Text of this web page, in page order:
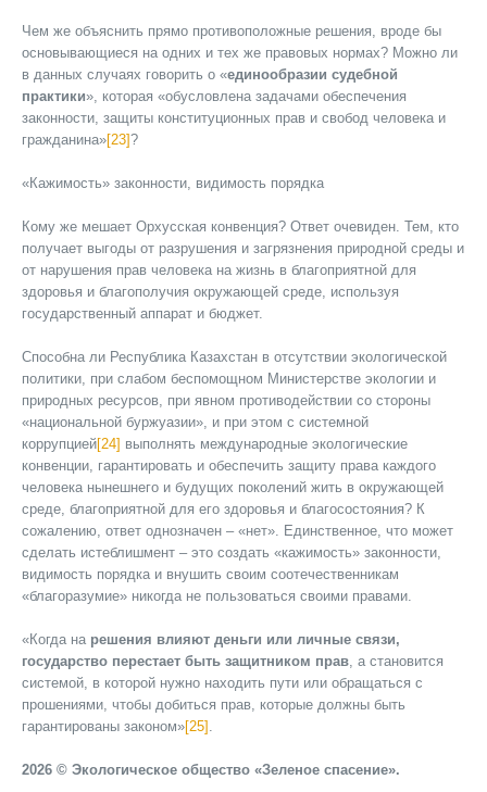
Чем же объяснить прямо противоположные решения, вроде бы
основывающиеся на одних и тех же правовых нормах? Можно ли
в данных случаях говорить о «единообразии судебной
практики», которая «обусловлена задачами обеспечения
законности, защиты конституционных прав и свобод человека и
гражданина»[23]?
«Кажимость» законности, видимость порядка
Кому же мешает Орхусская конвенция? Ответ очевиден. Тем, кто
получает выгоды от разрушения и загрязнения природной среды и
от нарушения прав человека на жизнь в благоприятной для
здоровья и благополучия окружающей среде, используя
государственный аппарат и бюджет.
Способна ли Республика Казахстан в отсутствии экологической
политики, при слабом беспомощном Министерстве экологии и
природных ресурсов, при явном противодействии со стороны
«национальной буржуазии», и при этом с системной
коррупцией[24] выполнять международные экологические
конвенции, гарантировать и обеспечить защиту права каждого
человека нынешнего и будущих поколений жить в окружающей
среде, благоприятной для его здоровья и благосостояния? К
сожалению, ответ однозначен – «нет». Единственное, что может
сделать истеблишмент – это создать «кажимость» законности,
видимость порядка и внушить своим соотечественникам
«благоразумие» никогда не пользоваться своими правами.
«Когда на решения влияют деньги или личные связи,
государство перестает быть защитником прав , а становится
системой, в которой нужно находить пути или обращаться с
прошениями, чтобы добиться прав, которые должны быть
гарантированы законом»[25]
2026 © Экологическое общество «Зеленое спасение».